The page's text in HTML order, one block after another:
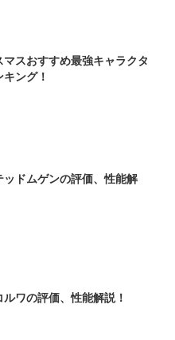
マスおすすめ最強キャラクタ
キング！
ッドムゲンの評価、性能解
ルワの評価、性能解説！